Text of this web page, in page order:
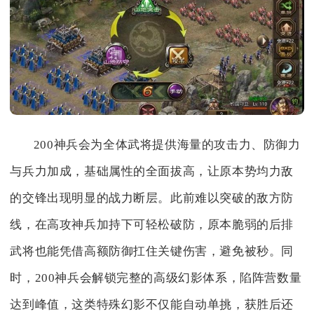
200神兵会为全体武将提供海量的攻击力、防御力
与兵力加成，基础属性的全面拔高，让原本势均力敌
的交锋出现明显的战力断层。此前难以突破的敌方防
线，在高攻神兵加持下可轻松破防，原本脆弱的后排
武将也能凭借高额防御扛住关键伤害，避免被秒。同
时，200神兵会解锁完整的高级幻影体系，陷阵营数量
达到峰值，这类特殊幻影不仅能自动单挑，获胜后还